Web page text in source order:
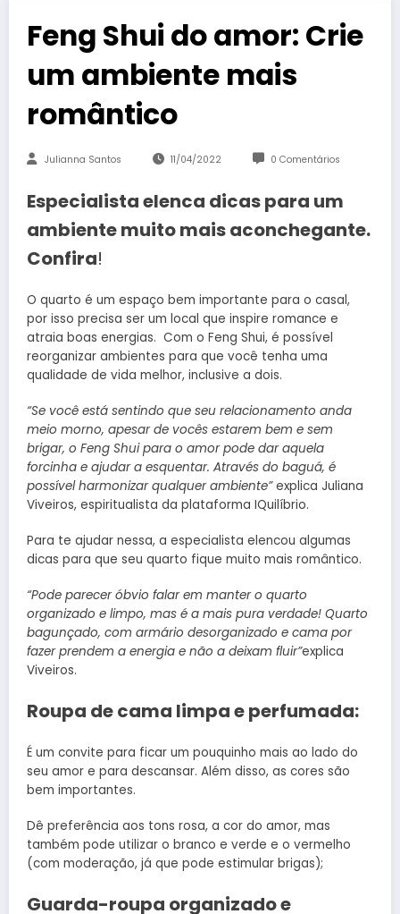
Feng Shui do amor: Crie
um ambiente mais
romântico
Julianna Santos 11/04/2022 0 Comentários
Especialista elenca dicas para um
ambiente muito mais aconchegante.
Confira!
O quarto é um espaço bem importante para o casal,
por isso precisa ser um local que inspire romance e
atraia boas energias. Com o Feng Shui, é possível
reorganizar ambientes para que você tenha uma
qualidade de vida melhor, inclusive a dois.
“Se você está sentindo que seu relacionamento anda
meio morno, apesar de vocês estarem bem e sem
brigar, o Feng Shui para o amor pode dar aquela
forcinha e ajudar a esquentar. Através do baguá, é
possível harmonizar qualquer ambiente”explica Juliana
Viveiros, espiritualista da plataforma IQuilíbrio.
Para te ajudar nessa, a especialista elencou algumas
dicas para que seu quarto fique muito mais romântico.
“Pode parecer óbvio falar em manter o quarto
organizado e limpo, mas é a mais pura verdade! Quarto
bagunçado, com armário desorganizado e cama por
fazer prendem a energia e não a deixam fluir”explica
Viveiros.
Roupa de cama limpa e perfumada:
É um convite para ficar um pouquinho mais ao lado do
seu amor e para descansar. Além disso, as cores são
bem importantes.
Dê preferência aos tons rosa, a cor do amor, mas
também pode utilizar o branco e verde e o vermelho
(com moderação, já que pode estimular brigas);
Guarda-roupa organizado e